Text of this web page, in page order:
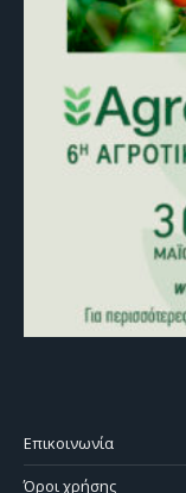
Επικοινωνία
Όροι χρήσης